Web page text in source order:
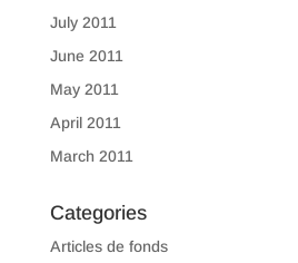
July 2011
June 2011
May 2011
April 2011
March 2011
Categories
Articles de fonds